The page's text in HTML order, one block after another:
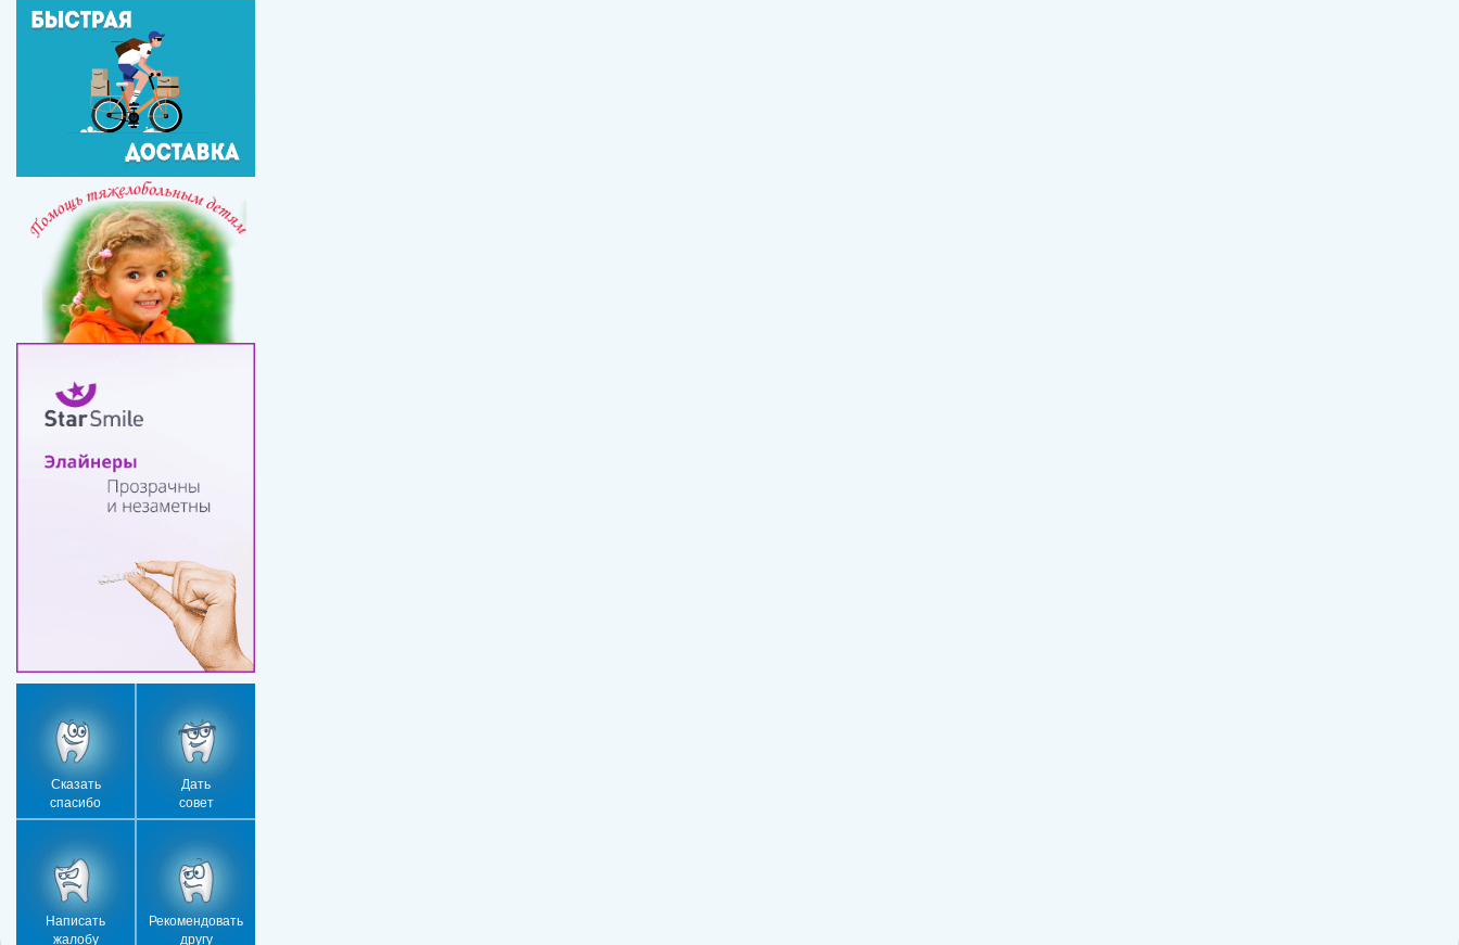
Сказать
спасибо
Дать
совет
Написать
жалобу
Рекомендовать
другу